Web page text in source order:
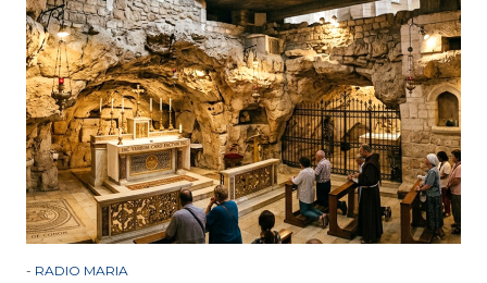
- RADIO MARIA